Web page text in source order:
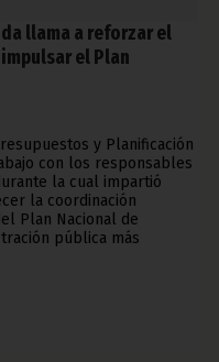
llama a reforzar el
el Plan
y Planificación
con los responsables
la cual impartió
la coordinación
Plan Nacional de
pública más